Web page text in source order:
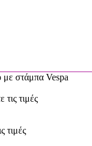
στάμπα Vespa
τις τιμές
τιμές